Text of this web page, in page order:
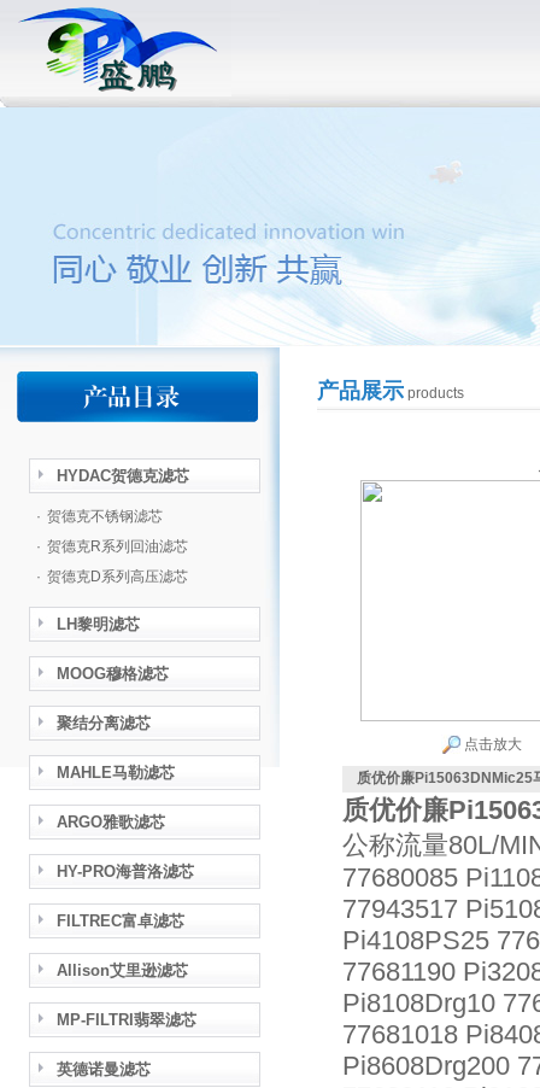
HYDAC贺德克滤芯
· 贺德克不锈钢滤芯
· 贺德克R系列回油滤芯
· 贺德克D系列高压滤芯
LH黎明滤芯
MOOG穆格滤芯
聚结分离滤芯
MAHLE马勒滤芯
ARGO雅歌滤芯
HY-PRO海普洛滤芯
FILTREC富卓滤芯
Allison艾里逊滤芯
MP-FILTRI翡翠滤芯
英德诺曼滤芯
产品展示products
点击放大
质优价廉Pi15063DNMic25
质优价廉
公称流量80L/
77680085
77943517
Pi4108PS25
77681190
Pi8108Drg10
77681018
Pi8608Drg200